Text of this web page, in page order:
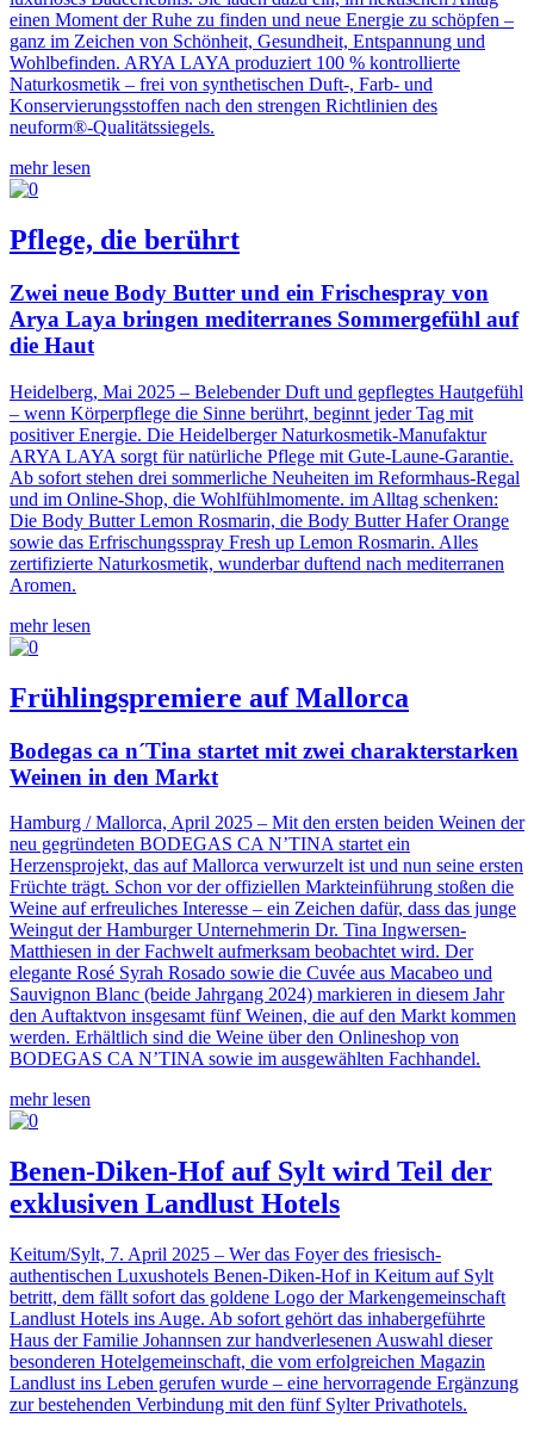
einen Moment der Ruhe zu finden und neue Energie zu schöpfen –
ganz im Zeichen von Schönheit, Gesundheit, Entspannung und
Wohlbefinden. ARYA LAYA produziert 100 % kontrollierte
Naturkosmetik – frei von synthetischen Duft-, Farb- und
Konservierungsstoffen nach den strengen Richtlinien des
neuform®-Qualitätssiegels.
mehr lesen
Pflege, die berührt
Zwei neue Body Butter und ein Frischespray von
Arya Laya bringen mediterranes Sommergefühl auf
die Haut
Heidelberg, Mai 2025 – Belebender Duft und gepflegtes Hautgefühl
– wenn Körperpflege die Sinne berührt, beginnt jeder Tag mit
positiver Energie. Die Heidelberger Naturkosmetik-Manufaktur
ARYA LAYA sorgt für natürliche Pflege mit Gute-Laune-Garantie.
Ab sofort stehen drei sommerliche Neuheiten im Reformhaus-Regal
und im Online-Shop, die Wohlfühlmomente. im Alltag schenken:
Die Body Butter Lemon Rosmarin, die Body Butter Hafer Orange
sowie das Erfrischungsspray Fresh up Lemon Rosmarin. Alles
zertifizierte Naturkosmetik, wunderbar duftend nach mediterranen
Aromen.
mehr lesen
Frühlingspremiere auf Mallorca
Bodegas ca n´Tina startet mit zwei charakterstarken
Weinen in den Markt
Hamburg / Mallorca, April 2025 – Mit den ersten beiden Weinen der
neu gegründeten BODEGAS CA N’TINA startet ein
Herzensprojekt, das auf Mallorca verwurzelt ist und nun seine ersten
Früchte trägt. Schon vor der offiziellen Markteinführung stoßen die
Weine auf erfreuliches Interesse – ein Zeichen dafür, dass das junge
Weingut der Hamburger Unternehmerin Dr. Tina Ingwersen-
Matthiesen in der Fachwelt aufmerksam beobachtet wird. Der
elegante Rosé Syrah Rosado sowie die Cuvée aus Macabeo und
Sauvignon Blanc (beide Jahrgang 2024) markieren in diesem Jahr
den Auftaktvon insgesamt fünf Weinen, die auf den Markt kommen
werden. Erhältlich sind die Weine über den Onlineshop von
BODEGAS CA N’TINA sowie im ausgewählten Fachhandel.
mehr lesen
Benen-Diken-Hof auf Sylt wird Teil der
exklusiven Landlust Hotels
Keitum/Sylt, 7. April 2025 – Wer das Foyer des friesisch-
authentischen Luxushotels Benen-Diken-Hof in Keitum auf Sylt
betritt, dem fällt sofort das goldene Logo der Markengemeinschaft
Landlust Hotels ins Auge. Ab sofort gehört das inhabergeführte
Haus der Familie Johannsen zur handverlesenen Auswahl dieser
besonderen Hotelgemeinschaft, die vom erfolgreichen Magazin
Landlust ins Leben gerufen wurde – eine hervorragende Ergänzung
zur bestehenden Verbindung mit den fünf Sylter Privathotels.